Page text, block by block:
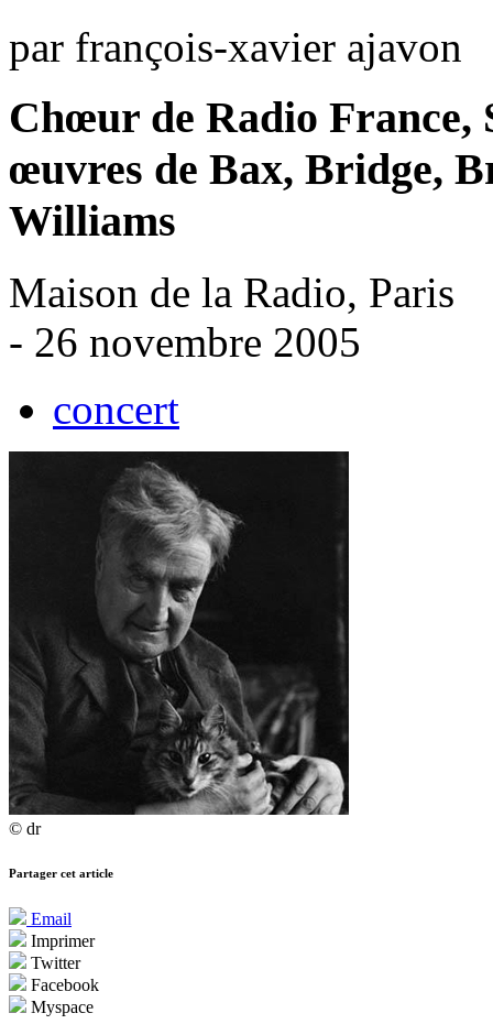
par françois-xavier ajavon
Chœur de Radio France,
œuvres de Bax, Bridge,
Williams
Maison de la Radio, Paris
- 26 novembre 2005
concert
© dr
Partager cet article
Email
Imprimer
Twitter
Facebook
Myspace